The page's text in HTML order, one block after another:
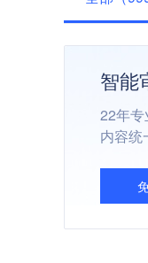
智能
22年
内容统